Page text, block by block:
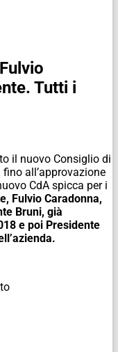
Tutti i
il nuovo Consiglio di
all’approvazione
CdA spicca per i
Fulvio Caradonna,
Bruni, già
e poi Presidente